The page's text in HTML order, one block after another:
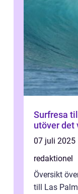
Surfresa
utöver det
07 juli 2025
redaktionel
Översikt
till Las